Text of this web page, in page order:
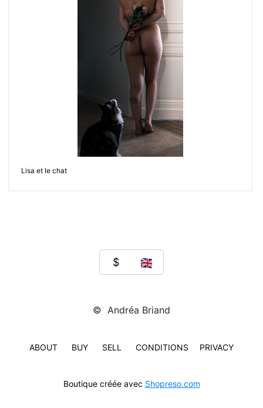
Lisa et le chat
© Andréa Briand
ABOUT BUY SELL CONDITIONS PRIVACY
Boutique créée avec Shopreso.com